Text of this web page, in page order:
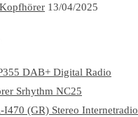
13/04/2025
DAB+ Digital Radio
Srhythm NC25
I470 (GR) Stereo Internetradio